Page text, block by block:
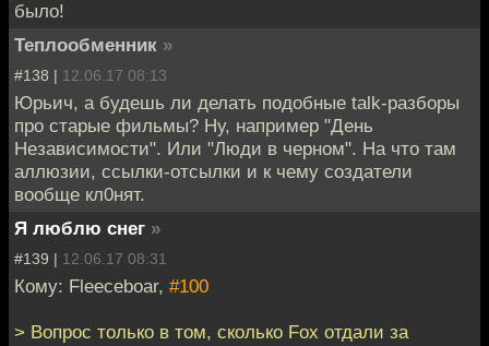
было!
Теплообменник »
#138 | 12.06.17 08:13
Юрьич, а будешь ли делать подобные talk-разборы
про старые фильмы? Ну, например "День
Независимости". Или "Люди в черном". На что там
аллюзии, ссылки-отсылки и к чему создатели
вообще кл0нят.
Я люблю снег »
#139 | 12.06.17 08:31
Кому: Fleeceboar, #100
> Вопрос только в том, сколько Fox отдали за